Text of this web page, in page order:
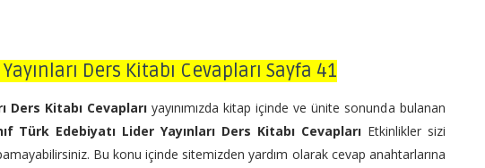
Ders Kitabı Cevapları Sayfa 41
Ders Kitabı Cevapları yayınımızda kitap içinde ve ünite sonunda bulanan
Türk Edebiyatı Lider Yayınları Ders Kitabı Cevapları Etkinlikler sizi
Bu konu içinde sitemizden yardım olarak cevap anahtarlarına